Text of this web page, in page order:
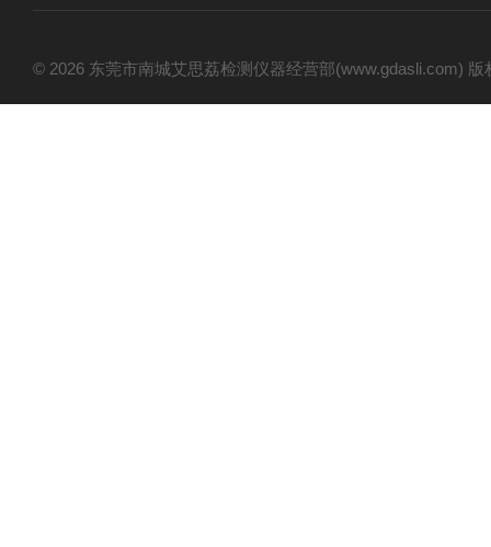
© 2026 东莞市南城艾思荔检测仪器经营部(www.gdasli.com)